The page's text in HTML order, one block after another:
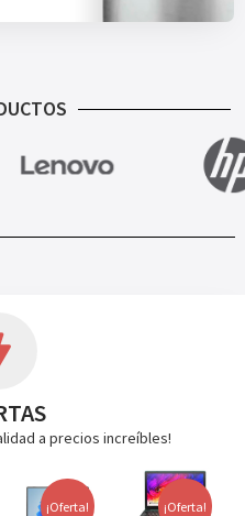
a precios increíbles!
¡Oferta! ¡Oferta!